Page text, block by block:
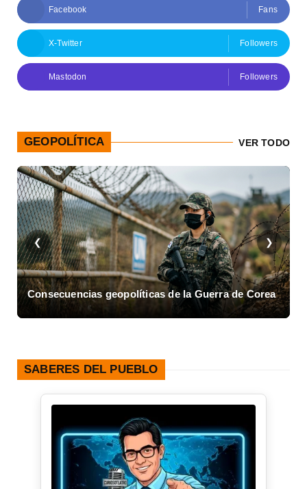
Facebook Fans
X-Twitter Followers
Mastodon Followers
GEOPOLÍTICA VER TODO
❮
geopolíticas de la Guerra de Corea Asalto al Cuartel
❯
SABERES DEL PUEBLO